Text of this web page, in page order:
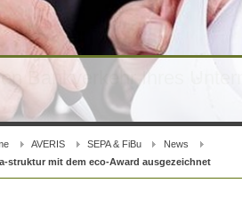
Bankverkehr Ihres
AVERIS SEPA & FiBu
News
struktur mit dem eco-Award ausgezeichnet